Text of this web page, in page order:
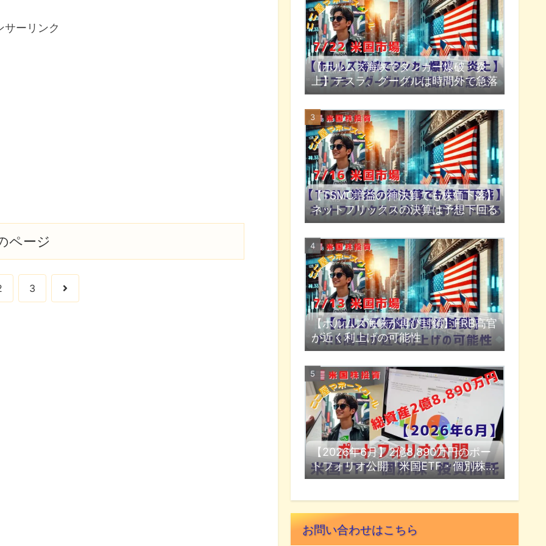
サーリンク
ページ
3 次
【ホルムズ海峡でタンカー爆破・炎
上】テスラ、グーグルは時間外で急落
【TSMC増益の神決算でも株価下落】
ネットフリックスの決算は予想下回る
【ホルムズ海峡が再び封鎖】FRB高官
が近く利上げの可能性
【2026年6月】2億8,890万円のポー
トフォリオ公開『米国ETF・個別株・
投資信託』
お問い合わせはこちら